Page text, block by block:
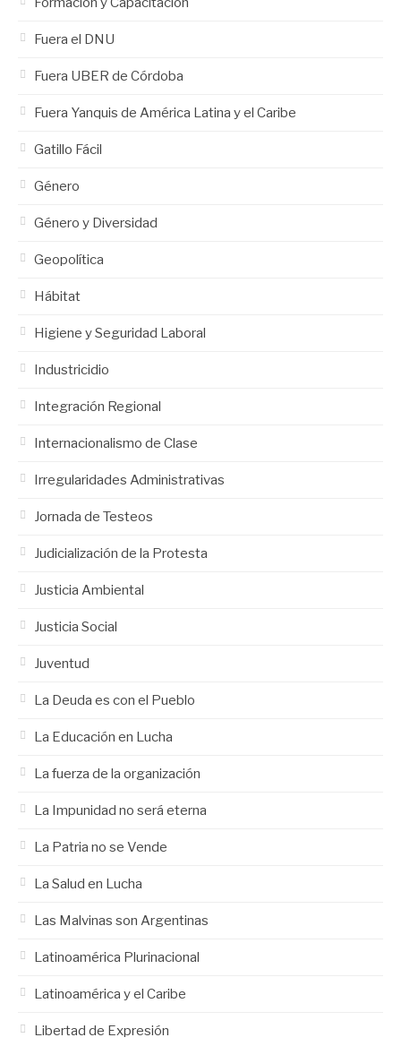
Fuera el DNU
Fuera UBER de Córdoba
Fuera Yanquis de América Latina y el Caribe
Gatillo Fácil
Género
Género y Diversidad
Geopolítica
Hábitat
Higiene y Seguridad Laboral
Industricidio
Integración Regional
Internacionalismo de Clase
Irregularidades Administrativas
Jornada de Testeos
Judicialización de la Protesta
Justicia Ambiental
Justicia Social
Juventud
La Deuda es con el Pueblo
La Educación en Lucha
La fuerza de la organización
La Impunidad no será eterna
La Patria no se Vende
La Salud en Lucha
Las Malvinas son Argentinas
Latinoamérica Plurinacional
Latinoamérica y el Caribe
Libertad de Expresión